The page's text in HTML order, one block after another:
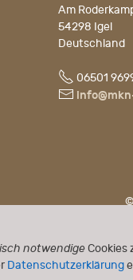
notwendigeCookies
Datenschutzerklärung
Am
54298 Igel
Deutschland
Fon 06501
E-